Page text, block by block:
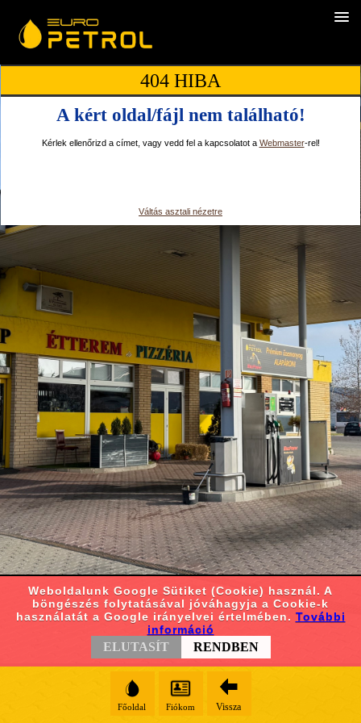
404 HIBA
A kért oldal/fájl nem található!
Kérlek ellenőrizd a címet, vagy vedd fel a kapcsolatot a Webmaster-rel!
Váltás asztali nézetre
Főoldal Fiókom Vissza
Weboldalunk Google Sütiket (Cookie) használ. A
böngészés folytatásával jóváhagyja a Cookie-k
használatát a Google irányelvei értelmében. További
információ
ELUTASÍT RENDBEN